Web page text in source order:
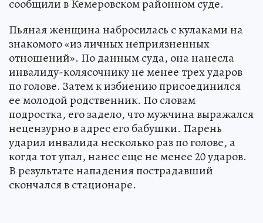
сообщили в Кемеровском районном суде.
Пьяная женщина набросилась с кулаками на
знакомого «из личных неприязненных
отношений». По данным суда, она нанесла
инвалиду-колясочнику не менее трех ударов
по голове. Затем к избиению присоединился
ее молодой родственник. По словам
подростка, его задело, что мужчина выражался
нецензурно в адрес его бабушки. Парень
ударил инвалида несколько раз по голове, а
когда тот упал, нанес еще не менее 20 ударов.
В результате нападения пострадавший
скончался в стационаре.